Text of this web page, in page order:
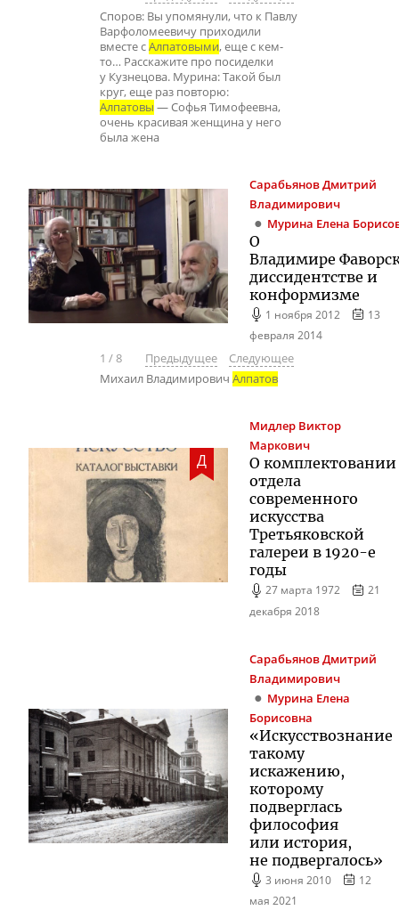
Споров: Вы упомянули, что к Павлу
Варфоломеевичу приходили
вместе сАлпатовыми, еще с кем-
то… Расскажите про посиделки
у Кузнецова. Мурина: Такой был
круг, еще раз повторю:
Алпатовы — Софья Тимофеевна,
очень красивая женщина у него
была жена
СарабьяновДмитрий
Владимирович
Мурина Елена
О
Владимире
диссидентстве и
конформизме
1 ноября 2012
13
февраля 2014
1 /8 Предыдущее
Следующее
Михаил Владимирович Алпатов
Д
Мидлер Виктор
Маркович
О комплектовании
отдела
современного
искусства
Третьяковской
галереи в 1920-е
годы
27 марта 1972
21
декабря 2018
СарабьяновДмитрий
Владимирович
Мурина Елена
Борисовна
«Искусствознание
такому
искажению,
которому
подверглась
философия
или история,
не подвергалось»
3 июня 2010
12
мая 2021